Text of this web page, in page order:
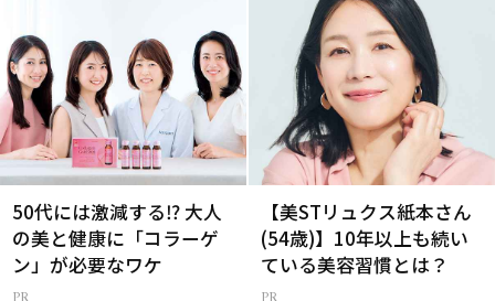
50代には激減する⁉ 大人
の美と健康に「コラーゲ
ン」が必要なワケ
【美STリュクス紙本さん
(54歳)】10年以上も続い
ている美容習慣とは？